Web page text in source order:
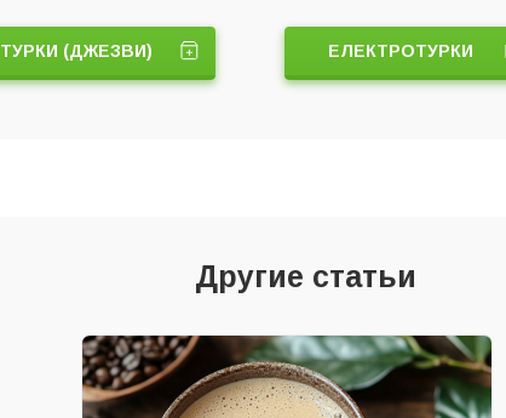
ТУРКИ (ДЖЕЗВИ) ЕЛЕКТРОТУРКИ
Другие статьи